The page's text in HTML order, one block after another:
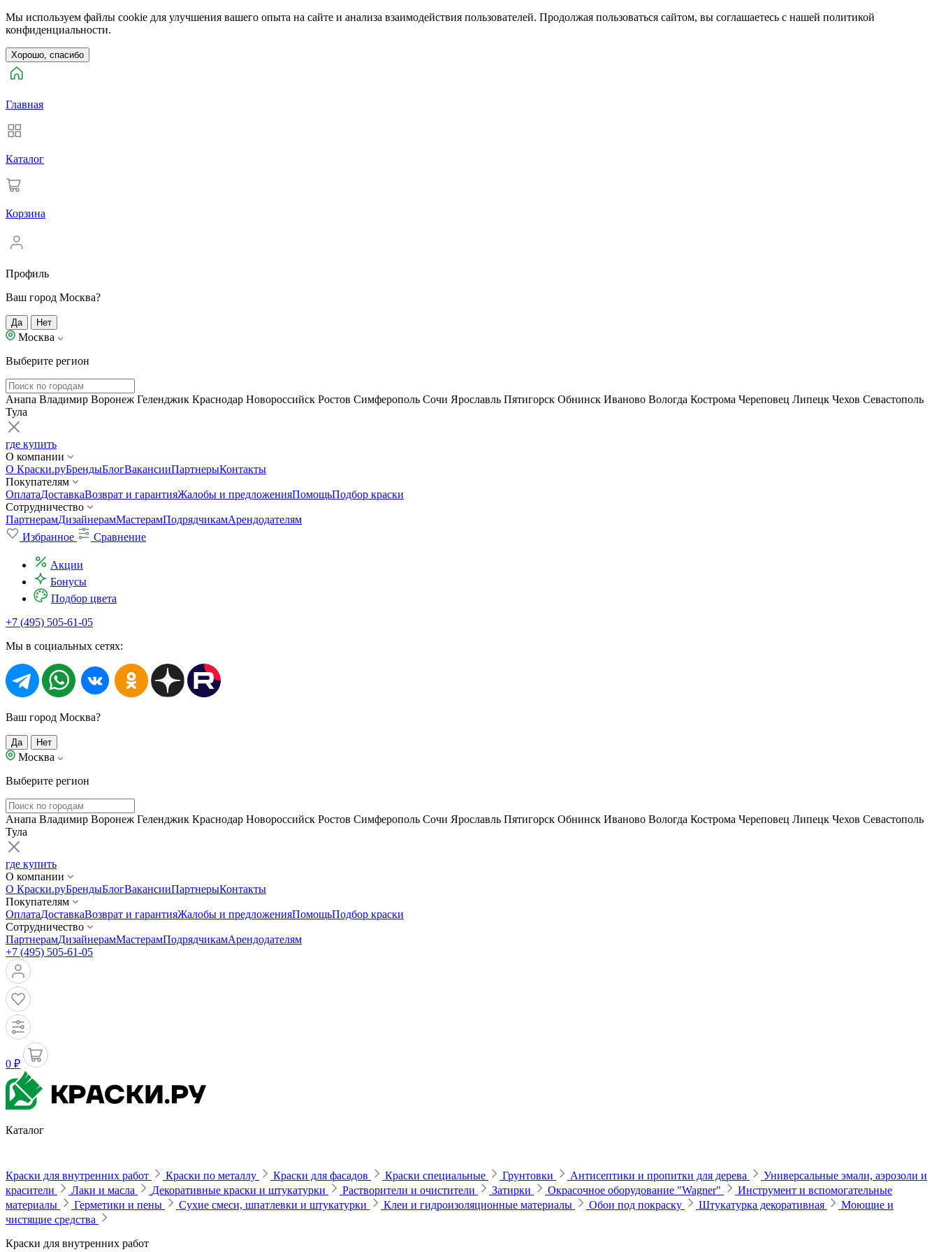
Мы используем файлы cookie для улучшения вашего опыта на сайте и анализа взаимодействия пользователей. Продолжая пользоваться сайтом, вы соглашаетесь с нашей политикой
конфиденциальности.
Хорошо, спасибо
Главная
Каталог
Корзина
Профиль
Ваш город Москва?
Да Нет
Москва
Выберите регион
Анапа Владимир Воронеж Геленджик Краснодар Новороссийск Ростов Симферополь Сочи Ярославль Пятигорск Обнинск Иваново Вологда Кострома Череповец Липецк Чехов Севастополь
Тула
где купить
О компании
О Краски.руБрендыБлогВакансииПартнерыКонтакты
Покупателям
ОплатаДоставкаВозврат и гарантияЖалобы и предложенияПомощьПодбор краски
Сотрудничество
ПартнерамДизайнерамМастерамПодрядчикамАрендодателям
Избранное
Сравнение
Акции
Бонусы
Подбор цвета
+7 (495) 505-61-05
Мы в социальных сетях:
Ваш город Москва?
Да Нет
Москва
Выберите регион
Анапа Владимир Воронеж Геленджик Краснодар Новороссийск Ростов Симферополь Сочи Ярославль Пятигорск Обнинск Иваново Вологда Кострома Череповец Липецк Чехов Севастополь
Тула
где купить
О компании
О Краски.руБрендыБлогВакансииПартнерыКонтакты
Покупателям
ОплатаДоставкаВозврат и гарантияЖалобы и предложенияПомощьПодбор краски
Сотрудничество
ПартнерамДизайнерамМастерамПодрядчикамАрендодателям
+7 (495) 505-61-05
0 ₽
Каталог
Краски для внутренних работ Краски по металлу Краски для фасадов Краски специальные Грунтовки Антисептики и пропитки для дерева
Универсальные эмали, аэрозоли и
красители
Лаки и масла Декоративные краски и штукатурки Растворители и очистители Затирки Окрасочное оборудование "Wagner"
Инструмент и вспомогательные
материалы
Герметики и пены Сухие смеси, шпатлевки и штукатурки Клеи и гидроизоляционные материалы Обои под покраску Штукатурка декоративная
Моющие и
чистящие средства
Краски для внутренних работ